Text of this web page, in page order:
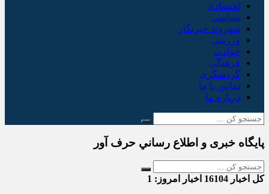
اقتصادی
سیاسی
شهروند خبرنگار
ورزشی
حوادث
فرهنگی
گردشگری
تماس با ما
درباره ما
پایگاه خبری و اطلاع رساني حرف آور
کل اخبار اخبار امروز: 1